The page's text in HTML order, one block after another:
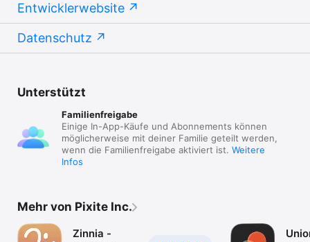
Entwicklerwebsite
Datenschutz
Unterstützt
Familienfreigabe
Einige In-App-Käufe und Abonnements können
möglicherweise mit deiner Familie geteilt werden,
wenn die Familienfreigabe aktiviert ist. Weitere
Infos
Mehr von Pixite Inc.
Zinnia -